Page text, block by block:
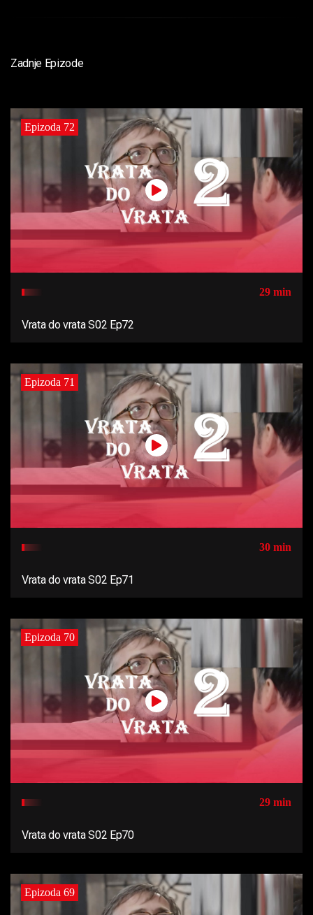
Zadnje Epizode
Epizoda 72
29 min
Vrata do vrata S02 Ep72
Epizoda 71
30 min
Vrata do vrata S02 Ep71
Epizoda 70
29 min
Vrata do vrata S02 Ep70
Epizoda 69